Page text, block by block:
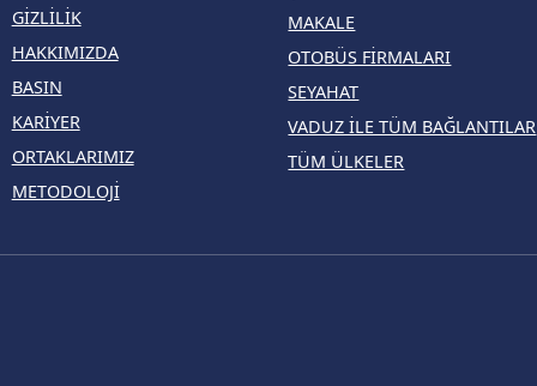
GIZLILIK
HAKKIMIZDA
BASIN
KARIYER
ORTAKLARIMIZ
METODOLOJI
MAKALE
OTOBÜS FIRMALARI
SEYAHAT
VADUZ ILE TÜM BAĞLANTILAR
TÜM ÜLKELER